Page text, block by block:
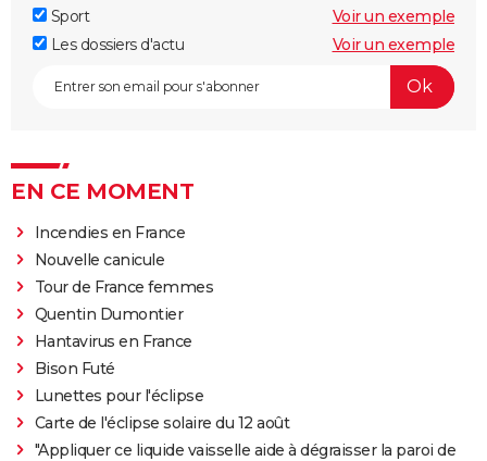
Sport
Voir un exemple
Les dossiers d'actu
Voir un exemple
EN CE MOMENT
Incendies en France
Nouvelle canicule
Tour de France femmes
Quentin Dumontier
Hantavirus en France
Bison Futé
Lunettes pour l'éclipse
Carte de l'éclipse solaire du 12 août
"Appliquer ce liquide vaisselle aide à dégraisser la paroi de